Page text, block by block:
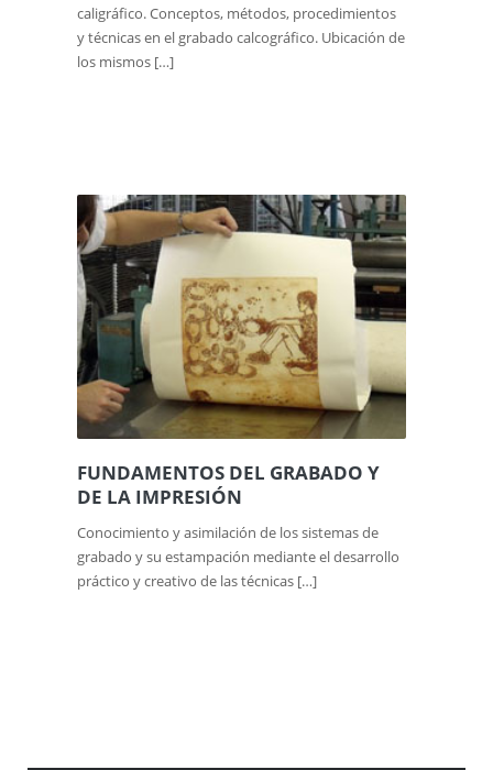
caligráfico. Conceptos, métodos, procedimientos
y técnicas en el grabado calcográfico. Ubicación de
los mismos […]
FUNDAMENTOS DEL GRABADO Y
DE LA IMPRESIÓN
Conocimiento y asimilación de los sistemas de
grabado y su estampación mediante el desarrollo
práctico y creativo de las técnicas […]